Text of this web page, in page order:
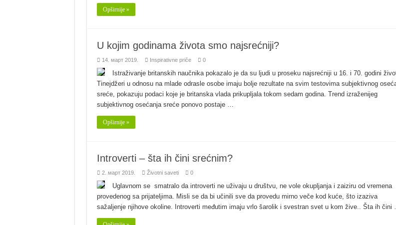
Opširnije »
U kojim godinama života smo najsrećniji?
14. март 2019. Inspirativne priče 0
Istraživanje britanskih naučnika pokazalo je da su ljudi u proseku najsrećniji u 16. i 70. godini
Tinejdžeri u odnosu na mlade odrasle osobe imaju bolje rezultate na svim testovima subjektivnog
sreće, pokazuju podaci koje je britanska vlada prikupljala tokom sedam godina. Trend izraženijeg
subjektivnog osećanja sreće ponovo postaje …
Opširnije »
Introverti – šta ih čini srećnim?
2. март 2019. Životni saveti 0
Uglavnom se smatralo da introverti ne uživaju u društvu, ne vole okupljanja i zaiziru od vremena
provedenog sa prijateljima. Misli se da bi učinili sve da provedu mirno veče kod kuće, što izaziva
sažaljenje njihove okoline. Introverti međutim imaju vrlo šarolik i svestran svet u kom žive.. Šta ih čini